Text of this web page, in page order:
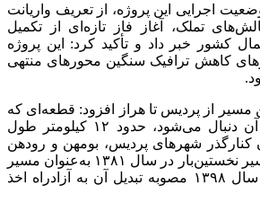
اجرایی این پروژه، از تعریف واریانت
تملک، آغاز فاز تازه‌ای از تکمیل
کشور خبر داد و تأکید کرد: این پروژه
کاهش ترافیک سنگین محورهای منتهی
مسیر از پردیس تا هراز افزود: قطعه‌ای که
اکنون عملیات اجرایی آن دنبال می‌شود، حدود ۱۲ کیلومتر طول
کنارگذر شهرهای پردیس، بومهن و رودهن
عمل خواهد کرد. این مسیر نخستین‌بار در سال ۱۳۸۱ به‌عنوان مسیر
اصلی تعریف شد و در سال ۱۳۹۸ مصوبه تبدیل آن به آزادراه اخذ